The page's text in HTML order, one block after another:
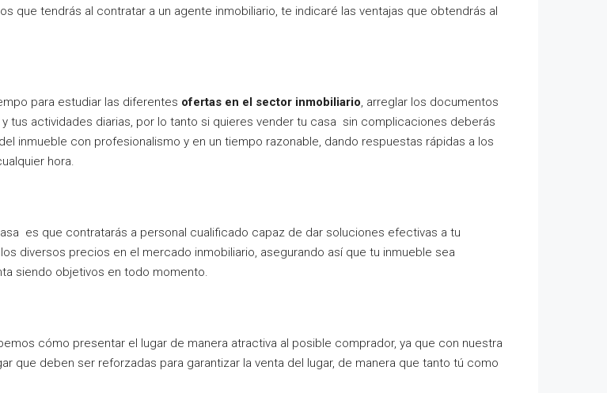
que tendrás al contratar a un agente inmobiliario, te indicaré las ventajas que obtendrás al
para estudiar las diferentes ofertas en el sector inmobiliario, arreglar los documentos
tus actividades diarias, por lo tanto si quieres vender tu casa sin complicaciones deberás
inmueble con profesionalismo y en un tiempo razonable, dando respuestas rápidas a los
hora.
es que contratarás a personal cualificado capaz de dar soluciones efectivas a tu
diversos precios en el mercado inmobiliario, asegurando así que tu inmueble sea
siendo objetivos en todo momento.
cómo presentar el lugar de manera atractiva al posible comprador, ya que con nuestra
que deben ser reforzadas para garantizar la venta del lugar, de manera que tanto tú como